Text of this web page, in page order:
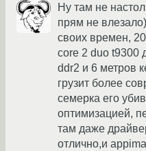
Ну там не
прям не
своих времен,
core 2 duo t9300
ddr2 и 6 метров
грузит более
семерка его
оптимизацией,
там даже
отлично,и